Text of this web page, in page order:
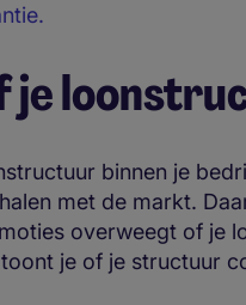
je
binnen je
met de markt.
overweegt of je
je of je structuur